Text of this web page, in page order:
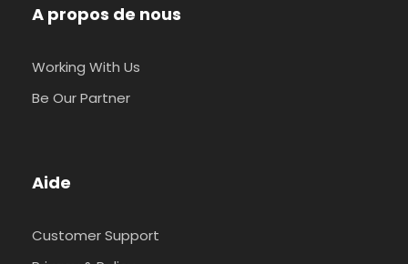
A propos de nous
Working With Us
Be Our Partner
Aide
Customer Support